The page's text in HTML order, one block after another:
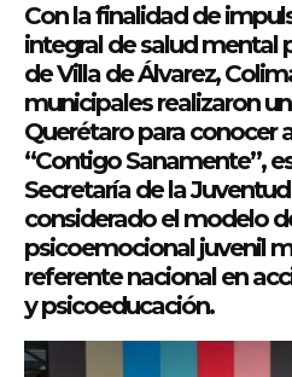
Con la finalidad de
integral de salud mental
de Villa de Álvarez,
municipales realizaron
Querétaro para conocer
“Contigo Sanamente”,
Secretaría de la Juventud
considerado el modelo
psicoemocional juvenil
referente nacional en
y psicoeducación.